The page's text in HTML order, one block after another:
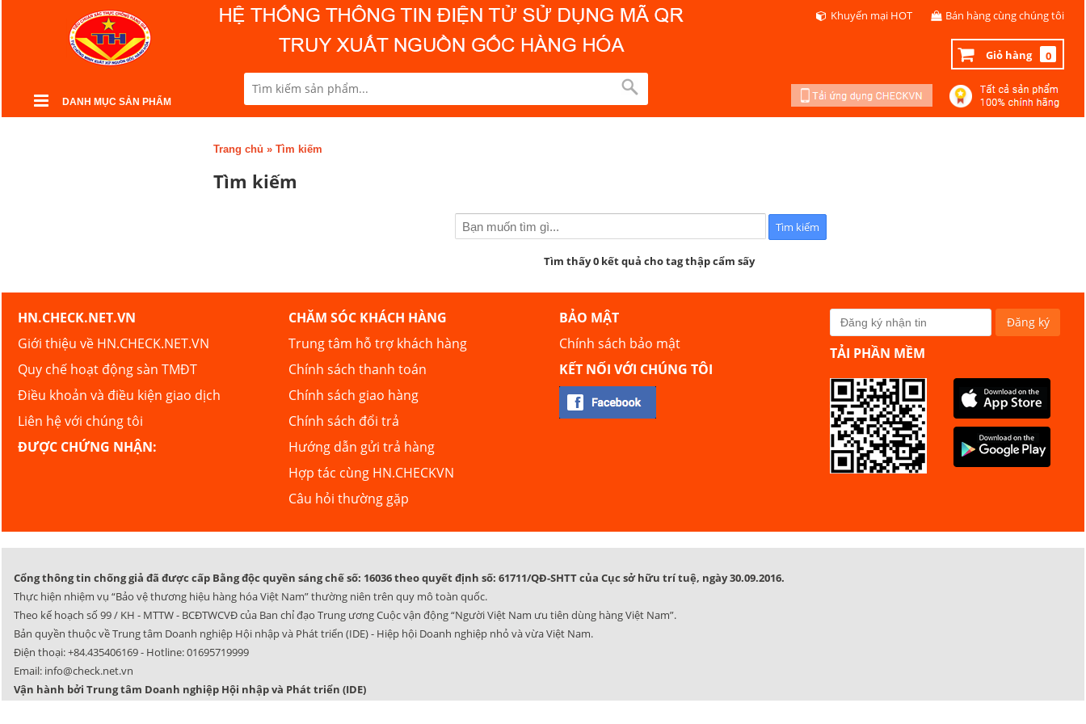
DANH MỤC SẢN PHẨM
Khuyến mại HOT Bán hàng cùng chúng tôi
Giỏ hàng 0
Trang chủ » Tìm kiếm
Tìm kiếm
Tìm thấy 0 kết quả cho tag thập cẩm sấy
HN.CHECK.NET.VN
Giới thiệu về HN.CHECK.NET.VN
Quy chế hoạt động sàn TMĐT
Điều khoản và điều kiện giao dịch
Liên hệ với chúng tôi
ĐƯỢC CHỨNG NHẬN:
CHĂM SÓC KHÁCH HÀNG
Trung tâm hỗ trợ khách hàng
Chính sách thanh toán
Chính sách giao hàng
Chính sách đổi trả
Hướng dẫn gửi trả hàng
Hợp tác cùng HN.CHECKVN
Câu hỏi thường gặp
BẢO MẬT
Chính sách bảo mật
KẾT NỐI VỚI CHÚNG TÔI
TẢI PHẦN MỀM
Cổng thông tin chống giả đã được cấp Bằng độc quyền sáng chế số: 16036 theo quyết định số: 61711/QĐ-SHTT của Cục sở hữu trí tuệ, ngày 30.09.2016.
Thực hiện nhiệm vụ “Bảo vệ thương hiệu hàng hóa Việt Nam” thường niên trên quy mô toàn quốc.
Theo kế hoạch số 99 / KH - MTTW - BCĐTWCVĐ của Ban chỉ đạo Trung ương Cuộc vận động “Người Việt Nam ưu tiên dùng hàng Việt Nam”.
Bản quyền thuộc về Trung tâm Doanh nghiệp Hội nhập và Phát triển (IDE) - Hiệp hội Doanh nghiệp nhỏ và vừa Việt Nam.
Điện thoại:+84.435406169- Hotline:01695719999
Email: info@check.net.vn
Vận hành bởi Trung tâm Doanh nghiệp Hội nhập và Phát triển (IDE)